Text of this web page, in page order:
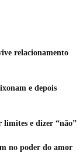
relacionamento
e depois
limites e dizer “não”
no poder do amor